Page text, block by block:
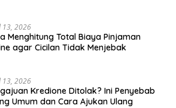
13, 2026
Menghitung Total Biaya Pinjaman
agar Cicilan Tidak Menjebak
13, 2026
Kredione Ditolak? Ini Penyebab
Umum dan Cara Ajukan Ulang